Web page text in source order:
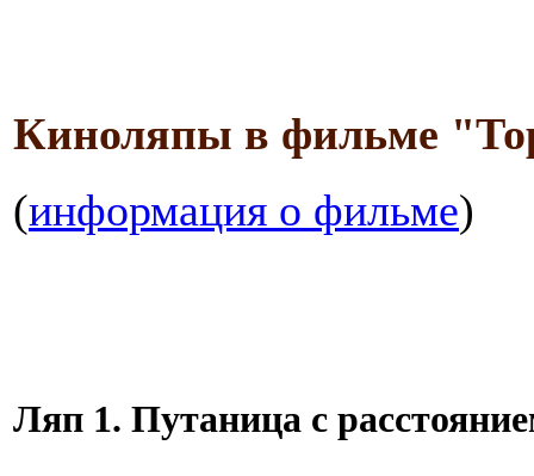
Киноляпы в фильме
(информация о фильме)
Ляп 1. Путаница с